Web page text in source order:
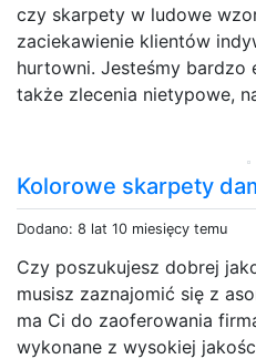
czy skarpety w ludowe
zaciekawienie klientów
hurtowni. Jesteśmy bardzo
także zlecenia nietypowe,
Kolorowe skarpety
Dodano: 8 lat 10 miesięcy temu
Czy poszukujesz dobrej
musisz zaznajomić się z
ma Ci do zaoferowania
wykonane z wysokiej